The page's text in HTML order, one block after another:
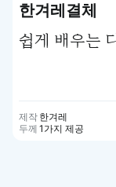
한겨레결체
쉽게 배우는
제작 한겨레
두께 1가지 제공